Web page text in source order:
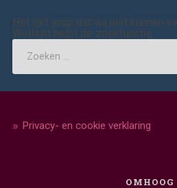
Het lijkt erop dat wij niet kunnen
Wellicht helpt de zoekfunctie.
Privacy- en cookie verklaring
OMHOOG